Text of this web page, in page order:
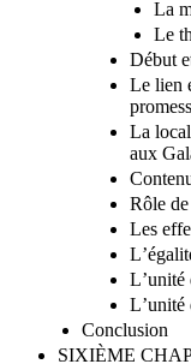
Le
La
Le
Début
Le lien
La
aux
Rôle
Les
Lʼunité
Lʼunité
Conclusion